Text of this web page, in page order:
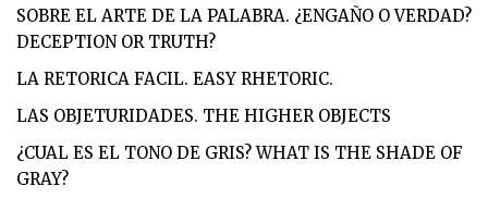
SOBRE EL ARTE DE LA PALABRA. ¿ENGAÑO O VERDAD?
DECEPTION OR TRUTH?
LA RETORICA FACIL. EASY RHETORIC.
LAS OBJETURIDADES. THE HIGHER OBJECTS
¿CUAL ES EL TONO DE GRIS? WHAT IS THE SHADE OF
GRAY?